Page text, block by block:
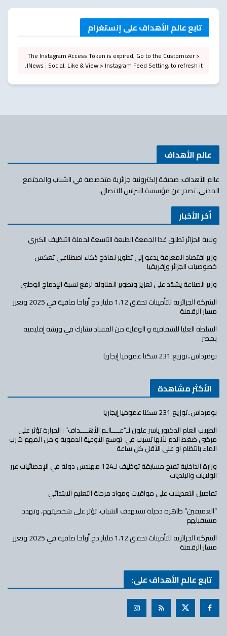
تابع عالم الأهداف على إنستغرام
The Instagram Access Token is expired, Go to the Customizer >
JNews : Social, Like & View > Instagram Feed Setting, to refresh it.
عالم الأهداف
عالم الأهداف: صحيفة إلكترونية جزائرية متخصصة في الشباب والمجتمع
المدني، تصدر عن مؤسسة النبراس للاتصال.
أخر الأخبار
ولاية الجزائر تطلق غدا الجمعة الطبعة التاسعة لحملة التنظيف الكبرى
وزير اقتصاد المعرفة يدعو إلى تطوير نماذج ذكاء اصطناعي تعكس
خصوصيات الجزائر وإفريقيا
وزير الصناعة يشدّد على تعزيز وتطوير المناولة لرفع نسبة الإدماج الوطني
الشركة الجزائرية للتأمينات تحقق 1.12 مليار دج أرباحا صافية في 2025 وتعزز
مسار الرقمنة
السلطة العليا للشفافية و الوقاية من الفساد تشارك في ورشة إقليمية
بمصر
بومرداس..توزيع 231 سكنا عموميا إيجاريا
الأكثر مشاهدة
بومرداس..توزيع 231 سكنا عموميا إيجاريا
الطبيب العام الدكتور ياسر علون لـ”عــــالـم الأهــــداف” : الحرارة تؤثر على
مرضى ضغط الدم لأنها تسبب في توسع الأوعية الدموية و من المهم شرب
الماء بانتظام او على الأقل كل ساعة
وزارة الداخلية تفتح مسابقة توظيف لـ124 مهندس دولة في الإحصائيات عبر
الولايات والبلديات
تفاصيل التعديلات على مواقيت ومواد مرحلة التعليم الابتدائي
“العميقين” ظاهرة دخيلة تستهدف الشباب، تؤثر على شخصيتهم، وتهدد
مستقبلهم
الشركة الجزائرية للتأمينات تحقق 1.12 مليار دج أرباحا صافية في 2025 وتعزز
مسار الرقمنة
تابع عالم الأهداف على: